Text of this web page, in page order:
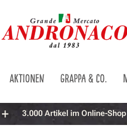
AKTIONEN GRAPPA & CO.
3.000 Artikel im Online-Shop